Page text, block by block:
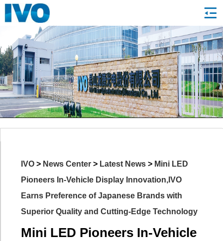
IVO > News Center > Latest News > Mini LED
Pioneers In-Vehicle Display Innovation,IVO
Earns Preference of Japanese Brands with
Superior Quality and Cutting-Edge Technology
Mini LED Pioneers In-Vehicle